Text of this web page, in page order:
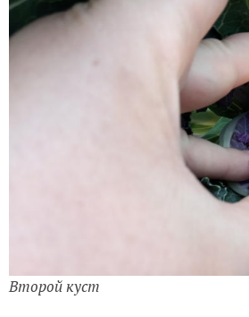
Второй куст